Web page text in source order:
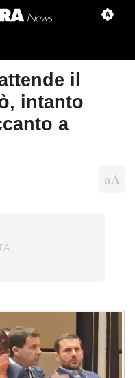
il
intanto
a